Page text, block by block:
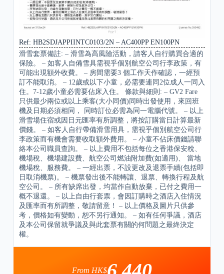
Ref: HB2SDJAPPIINTC0103/2N – AC400PP EN100PN
滑雪套票備註: – 滑雪為高風險活動，請客人自行購買合適的
保險。 – 如客人自備雪具需視乎個別航空公司行李政策，有
可能出現額外收費。 – 房間需要3 個工作天作確認，一經預
訂不能取消。 – 12歲或以下小童，必需要連同2位成人一同入
住。7-12歲小童必需要佔床入住。 條款與細則: – GV2 Fare
只供最少兩位或以上乘客(大小同價)同時出發使用，來回班
機及日期必須相同， 同時訂位必需為同一電腦代號。 – 以上
滑雪場住宿或因日元匯率有所調整，將按訂購當日計算最新
價錢。 – 如客人自行帶備滑雪用具，需視乎個別航空公司行
李政策而有機會需要收取額外費用。 – 小童不佔床價錢請聯
絡本公司職員查詢。 – 以上費用不包括每位之香港保安稅、
機場稅、機場建設費、航空公司燃油附加費(如適用)、 當地
機場稅、服務費。 – 一經出票，不設更改及退票手續(包括即
日取消機票)。 – 機票發出後不能轉讓、退票、轉換行程及航
空公司。 – 所有缺席出發，均當作自動放棄，已付之費用一
概不退還。 – 以上自由行套票，會因訂購時之酒店入住情況
及匯率而有所調整，敬請留意！ – 以上價格及圖片只供參
考，價格如有變動，恕不另行通知。 – 如有任何爭議，酒店
及本公司保留就爭議及與此套票有關的何問題之最終決定
權。
From HK$